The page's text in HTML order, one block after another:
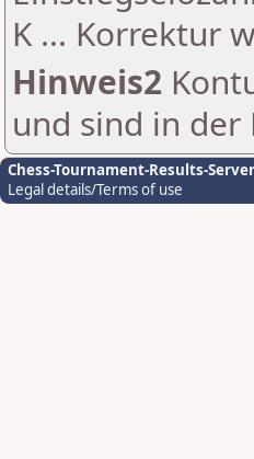
K ... Korrektur
Hinweis2
und sind in
Chess-Tournament-Results-Server
Legal details/Terms of use